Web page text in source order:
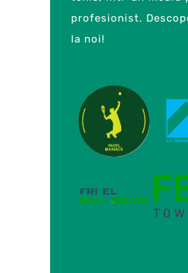
profesionist.
la noi!